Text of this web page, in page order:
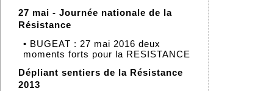
27 mai - Journée nationale de la
Résistance
• BUGEAT : 27 mai 2016 deux
moments forts pour la RESISTANCE
Dépliant sentiers de la Résistance
2013